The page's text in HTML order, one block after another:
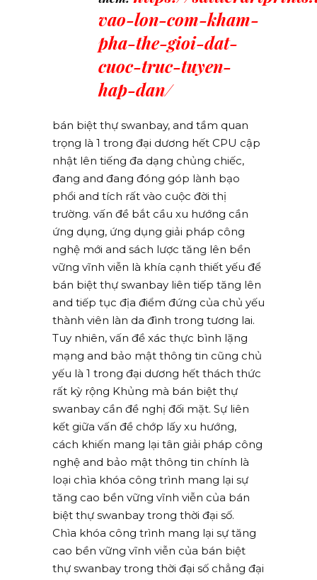
vao-lon-com-kham-
pha-the-gioi-dat-
cuoc-truc-tuyen-
hap-dan/
bán biệt thự swanbay, and tầm quan
trọng là 1 trong đại dương hết CPU cập
nhật lên tiếng đa dạng chủng chiếc,
đang and đang đóng góp lành bạo
phổi and tích rất vào cuộc đời thị
trường. vấn đề bắt cầu xu hướng cần
ứng dụng, ứng dụng giải pháp công
nghệ mới and sách lược tăng lên bền
vững vĩnh viễn là khía cạnh thiết yếu để
bán biệt thự swanbay liên tiếp tăng lên
and tiếp tục địa điểm đứng của chủ yếu
thành viên làn da đình trong tương lai.
Tuy nhiên, vấn đề xác thực bình lặng
mạng and bảo mật thông tin cũng chủ
yếu là 1 trong đại dương hết thách thức
rất kỳ rộng Khủng mà bán biệt thự
swanbay cần đề nghị đối mặt. Sự liên
kết giữa vấn đề chớp lấy xu hướng,
cách khiến mang lại tân giải pháp công
nghệ and bảo mật thông tin chính là
loại chìa khóa công trình mang lại sự
tăng cao bền vững vĩnh viễn của bán
biệt thự swanbay trong thời đại số.
Chìa khóa công trình mang lại sự tăng
cao bền vững vĩnh viễn của bán biệt
thự swanbay trong thời đại số chẳng đại